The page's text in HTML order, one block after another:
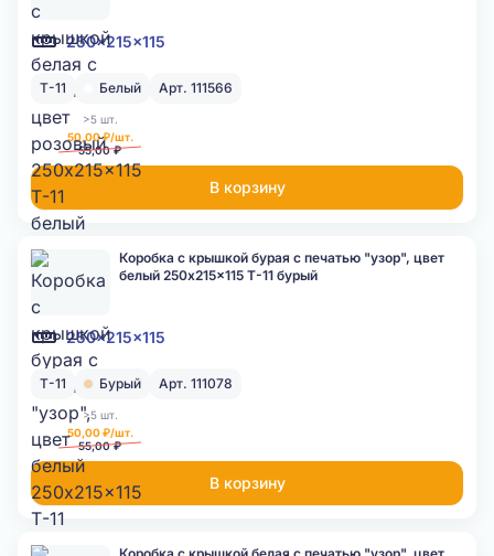
250x215x115
Т-11 Белый Арт. 111566
>5 шт.
50,00 ₽/шт.
55,00 ₽
В корзину
250x215x115
Коробка с крышкой бурая с печатью "узор", цвет
белый 250x215x115 Т-11 бурый
Т-11 Бурый Арт. 111078
>5 шт.
50,00 ₽/шт.
55,00 ₽
В корзину